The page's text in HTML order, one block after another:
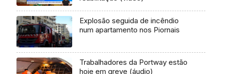
Explosão seguida de incêndio
num apartamento nos Piornais
Trabalhadores da Portway estão
hoje em greve (áudio)